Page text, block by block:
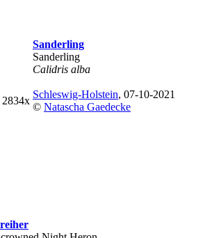
2834x
Sanderling
Sanderling
Calidris alba
Schleswig-Holstein, 07-10-2021
© Natascha Gaedecke